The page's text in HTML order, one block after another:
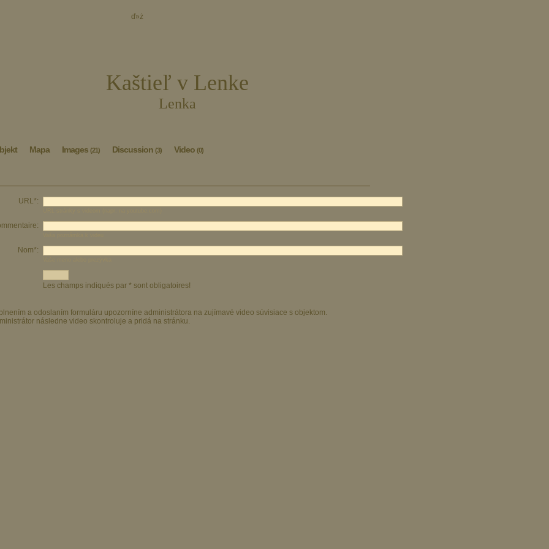
ď»ż
Kaštieľ v Lenke
Lenka
Mapa Images (21) Discussion (3) Video (0)
URL*:
Nom*:
Les champs indiqués par * sont obligatoires!
a odoslaním formuláru upozorníne administrátora na zujímavé video súvisiace s objektom.
následne video skontroluje a pridá na stránku.